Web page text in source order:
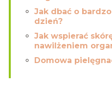
Jak dbać o
dzień?
Jak wspierać
nawilżeniem
Domowa